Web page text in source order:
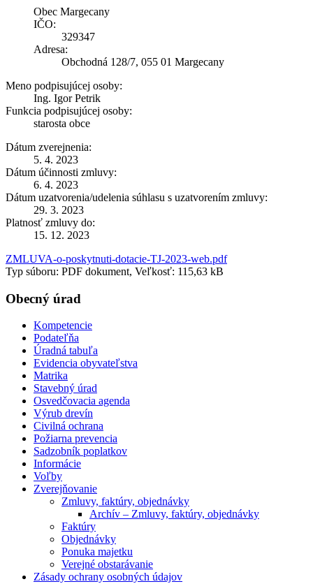
Obec Margecany
IČO:
329347
Adresa:
Obchodná 128/7, 055 01 Margecany
Meno podpisujúcej osoby:
Ing. Igor Petrik
Funkcia podpisujúcej osoby:
starosta obce
Dátum zverejnenia:
5. 4. 2023
Dátum účinnosti zmluvy:
6. 4. 2023
Dátum uzatvorenia/udelenia súhlasu s uzatvorením zmluvy:
29. 3. 2023
Platnosť zmluvy do:
15. 12. 2023
ZMLUVA-o-poskytnuti-dotacie-TJ-2023-web.pdf
Typ súboru: PDF dokument, Veľkosť: 115,63 kB
Obecný úrad
Kompetencie
Podateľňa
Úradná tabuľa
Evidencia obyvateľstva
Matrika
Stavebný úrad
Osvedčovacia agenda
Výrub drevín
Civilná ochrana
Požiarna prevencia
Sadzobník poplatkov
Informácie
Voľby
Zverejňovanie
Zmluvy, faktúry, objednávky
Archív – Zmluvy, faktúry, objednávky
Faktúry
Objednávky
Ponuka majetku
Verejné obstarávanie
Zásady ochrany osobných údajov